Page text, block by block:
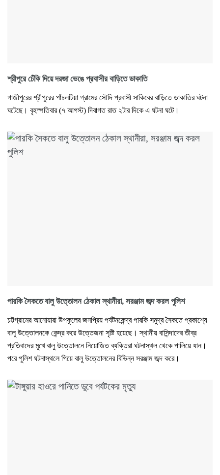
শ্রীপুরে ঢেঁকি দিয়ে দরজা ভেঙে প্রবাসীর বাড়িতে ডাকাতি
গাজীপুরের শ্রীপুরের পাঁচলটিয়া গ্রামের সৌদি প্রবাসী সাকিবের বাড়িতে ডাকাতির ঘটনা
ঘটেছে। বৃহস্পতিবার (৭ আগস্ট) দিবাগত রাত ২টার দিকে এ ঘটনা ঘটে।
পারকি সৈকতে বালু উত্তোলন ঠেকাল স্থানীরা, সরঞ্জাম জব্দ করল পুলিশ
চট্টগ্রামের আনোয়ারা উপকূলের জনপ্রিয় পর্যটনকেন্দ্র পারকি সমুদ্র সৈকতে প্রকাশ্যে
বালু উত্তোলনকে কেন্দ্র করে উত্তেজনা সৃষ্টি হয়েছে। স্থানীয় বাসিন্দাদের তীব্র
প্রতিবাদের মুখে বালু উত্তোলনে নিয়োজিত ব্যক্তিরা ঘটনাস্থল থেকে পালিয়ে যান।
পরে পুলিশ ঘটনাস্থলে গিয়ে বালু উত্তোলনের বিভিন্ন সরঞ্জাম জব্দ করে।